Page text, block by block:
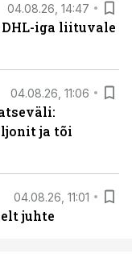
04.08.26, 14:47
iga liituvale
04.08.26, 11:06
ja tõi
04.08.26, 11:01
juhte